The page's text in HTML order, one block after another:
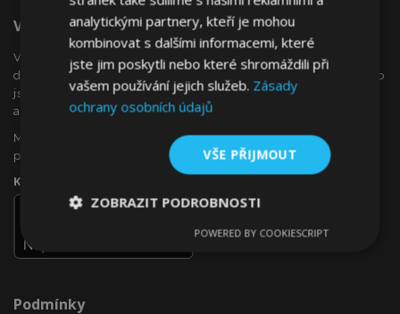
Vítejte Na VTVauto.cz
VTVauto je maloobchodním prodejcem a velkoobchodním
dodavatelem autopříslušenství a autodoplňků v Evropě, jako
jsou např .: ozdobné kryty kol (poklice), okenní deflektory,
autopotahy, autorohože, chromové kryty a rámy, ...
Máte zájem o dropshipping, nebo se chcete stát naším
partnerem?
Kontaktujte nás ještě dnes!
Podmínky
analytickými partnery, kteří je mohou
kombinovat s dalšími informacemi, které
jste jim poskytli nebo které shromáždili při
vašem používání jejich služeb. Zásady
ochrany osobních údajů
VŠE PŘIJMOUT
ZOBRAZIT PODROBNOSTI
nutné
Výkonové
soubory
Soubory
POWERED BY COOKIESCRIPT